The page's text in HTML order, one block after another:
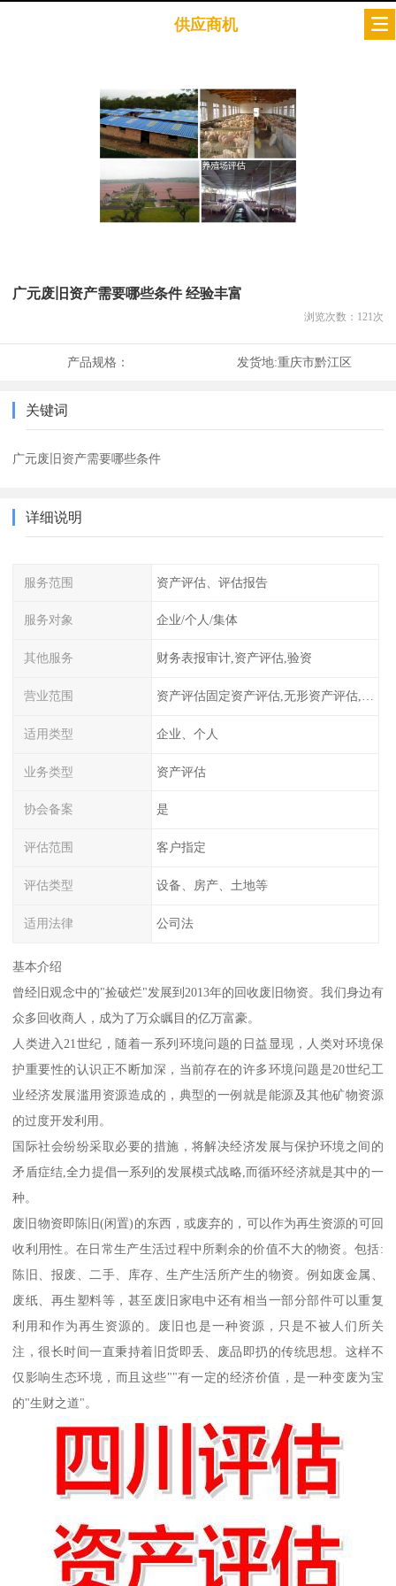
供应商机
广元废旧资产需要哪些条件 经验丰富
浏览次数： 121 次
产品规格： 发货地:重庆市黔江区
关键词
广元废旧资产需要哪些条件
详细说明
服务范围 资产评估、评估报告
服务对象 企业/个人/集体
其他服务 财务表报审计,资产评估,验资
营业范围
适用类型 企业、个人
业务类型 资产评估
协会备案 是
评估范围 客户指定
评估类型 设备、房产、土地等
适用法律 公司法
基本介绍
曾经旧观念中的"捡破烂"发展到2013年的回收废旧物资。我们身边有
众多回收商人，成为了万众瞩目的亿万富豪。
人类进入21世纪，随着一系列环境问题的日益显现，人类对环境保
护重要性的认识正不断加深，当前存在的许多环境问题是20世纪工
业经济发展滥用资源造成的，典型的一例就是能源及其他矿物资源
的过度开发利用。
国际社会纷纷采取必要的措施，将解决经济发展与保护环境之间的
矛盾症结,全力提倡一系列的发展模式战略,而循环经济就是其中的一
种。
废旧物资即陈旧(闲置)的东西，或废弃的，可以作为再生资源的可回
收利用性。在日常生产生活过程中所剩余的价值不大的物资。包括:
陈旧、报废、二手、库存、生产生活所产生的物资。例如废金属、
废纸、再生塑料等，甚至废旧家电中还有相当一部分部件可以重复
利用和作为再生资源的。废旧也是一种资源，只是不被人们所关
注，很长时间一直秉持着旧货即丢、废品即扔的传统思想。这样不
仅影响生态环境，而且这些""有一定的经济价值，是一种变废为宝
的"生财之道"。